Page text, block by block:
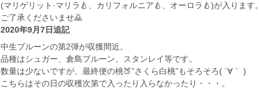
(マリゲリット·マリラ🍐、カリフォルニア🍐、オーロラ🍐)が入ります。
ご了承くださいませ🙇
2020年9月7日追記
中生プルーンの第2弾が収獲間近。
品種はシュガー、倉島プルーン、スタンレイ等です。
数量は少ないですが、最終便の桃🍑”さくら白桃”もそろそろ( ´∀｀ )
こちらはその日の収穫次第で入ったり入らなかったり・・・。